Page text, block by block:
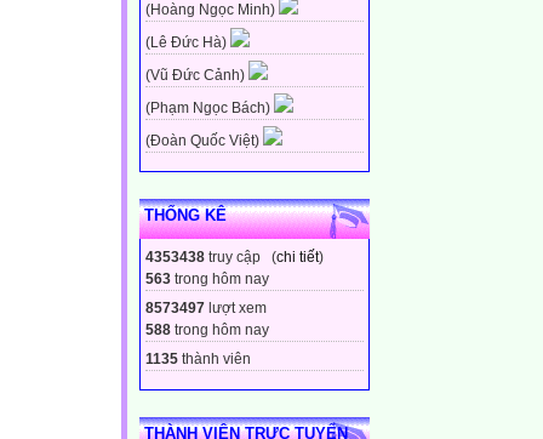
(Hoàng Ngọc Minh)
(Lê Đức Hà)
(Vũ Đức Cảnh)
(Phạm Ngọc Bách)
(Đoàn Quốc Việt)
THỐNG KÊ
4353438 truy cập (chi tiết)
563 trong hôm nay
8573497 lượt xem
588 trong hôm nay
1135 thành viên
THÀNH VIÊN TRỰC TUYẾN